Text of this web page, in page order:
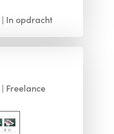
In opdracht
Freelance